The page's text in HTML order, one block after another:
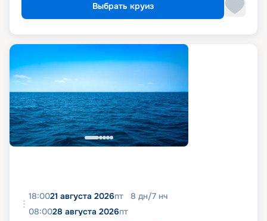
Выбрать круиз
18:0021 августа 2026пт 8 дн/7 нч
08:0028 августа 2026пт